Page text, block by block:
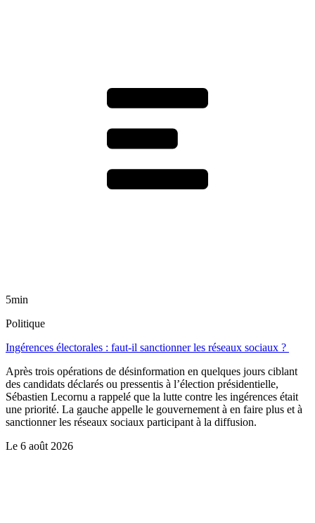
5min
Politique
Ingérences électorales : faut-il sanctionner les réseaux sociaux ?
Après trois opérations de désinformation en quelques jours ciblant
des candidats déclarés ou pressentis à l’élection présidentielle,
Sébastien Lecornu a rappelé que la lutte contre les ingérences était
une priorité. La gauche appelle le gouvernement à en faire plus et à
sanctionner les réseaux sociaux participant à la diffusion.
Le 6 août 2026